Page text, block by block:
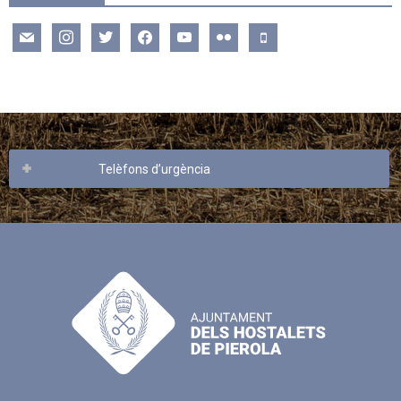
mail instagramtwitter facebookyoutube flickr mobile
Telèfons d’urgència